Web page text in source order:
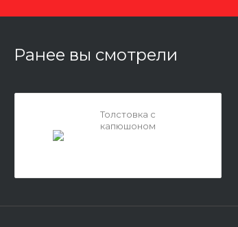
Ранее вы смотрели
Толстовка с
капюшоном